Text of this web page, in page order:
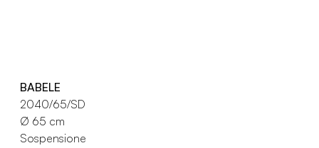
BABELE
2040/65/SD
Ø 65 cm
Sospensione